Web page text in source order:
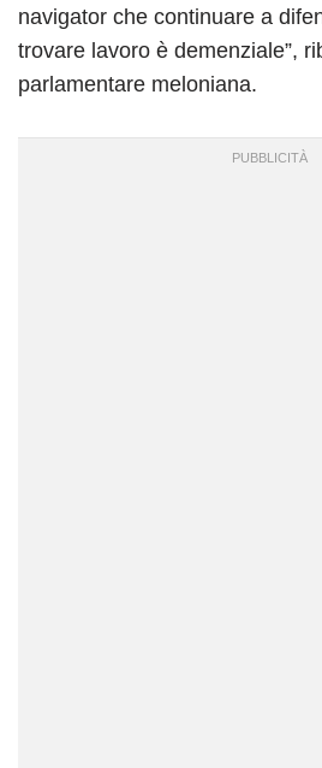
navigator che continuare a
trovare lavoro è demenziale”,
parlamentare meloniana.